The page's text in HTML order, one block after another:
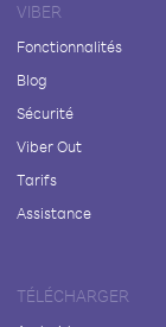
VIBER
Fonctionnalités
Blog
Sécurité
Viber Out
Tarifs
Assistance
TÉLÉCHARGER